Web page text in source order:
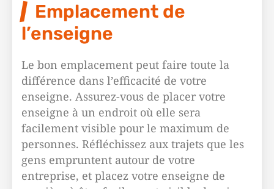
Emplacement de
l’enseigne
Le bon emplacement peut faire toute la
différence dans l’efficacité de votre
enseigne. Assurez-vous de placer votre
enseigne à un endroit où elle sera
facilement visible pour le maximum de
personnes. Réfléchissez aux trajets que les
gens empruntent autour de votre
entreprise, et placez votre enseigne de